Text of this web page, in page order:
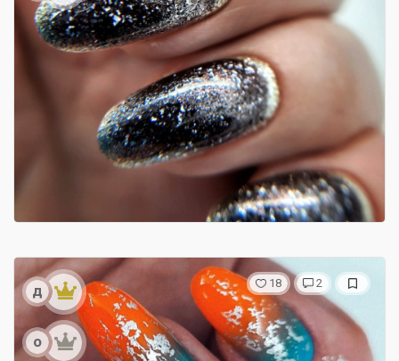
д
о
18 2